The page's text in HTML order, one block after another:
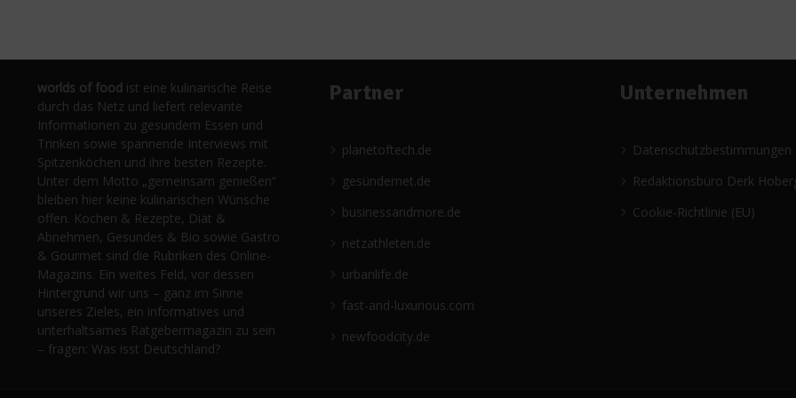
worlds of food ist eine kulinarische Reise
durch das Netz und liefert relevante
Informationen zu gesundem Essen und
Trinken sowie spannende Interviews mit
Spitzenköchen und ihre besten Rezepte.
Unter dem Motto „gemeinsam genießen“
bleiben hier keine kulinarischen Wünsche
offen. Kochen & Rezepte, Diät &
Abnehmen, Gesundes & Bio sowie Gastro
& Gourmet sind die Rubriken des Online-
Magazins. Ein weites Feld, vor dessen
Hintergrund wir uns – ganz im Sinne
unseres Zieles, ein informatives und
unterhaltsames Ratgebermagazin zu sein
– fragen: Was isst Deutschland?
Partner
planetoftech.de
gesündernet.de
businessandmore.de
netzathleten.de
urbanlife.de
fast-and-luxurious.com
newfoodcity.de
Unternehmen
Datenschutzbestimmungen
Redaktionsbüro Derk
Cookie-Richtlinie (EU)